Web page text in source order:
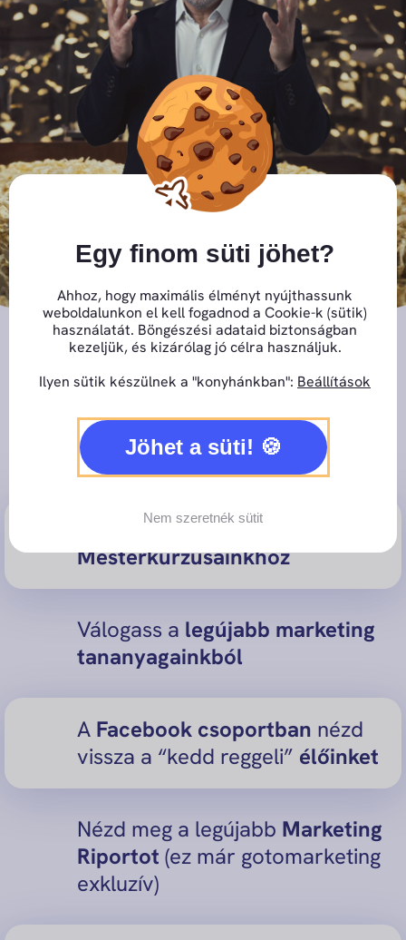
Csupán 1000 Ft-ért most
bekukucskálhatsz a
Férj hozzá aTOP
Mesterkurzusainkhoz
Válogass a legújabb marketing
tananyagainkból
A Facebook csoportban nézd
vissza a “kedd reggeli” élőinket
Nézd meg a legújabb Marketing
Riportot (ez már gotomarketing
exkluzív)
Egy finom süti jöhet?
Ahhoz, hogy maximális élményt nyújthassunk
weboldalunkon el kell fogadnod a Cookie-k (sütik)
használatát. Böngészési adataid biztonságban
kezeljük, és kizárólag jó célra használjuk.
Ilyen sütik készülnek a "konyhánkban": Beállítások
Jöhet a süti!
Nem szeretnék sütit
Close GDPR Cookie Banner